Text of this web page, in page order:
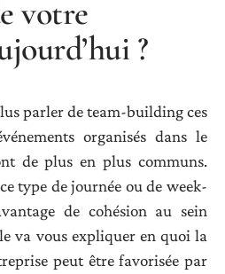
votre
?
parler de team-building ces
organisés dans le
de plus en plus communs.
type de journée ou de week-
de cohésion au sein
va vous expliquer en quoi la
peut être favorisée par